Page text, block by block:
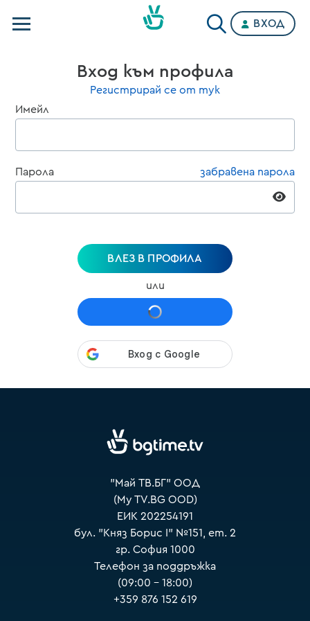
Категории
ВХОД
Вход към профила
Регистрирай се от тук
Имейл
Парола забравена парола
ВЛЕЗ В ПРОФИЛА
или
"Май ТВ.БГ" ООД
(My TV.BG OOD)
ЕИК 202254191
бул. "Княз Борис I" №151, ет. 2
гр. София 1000
Телефон за поддръжка
(09:00 – 18:00)
+359 876 152 619